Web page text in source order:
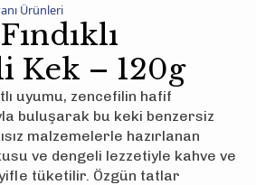
Ürünleri
Kek – 120g
uyumu, zencefilin hafif
buluşarak bu keki benzersiz
malzemelerle hazırlanan
ve dengeli lezzetiyle kahve ve
tüketilir. Özgün tatlar